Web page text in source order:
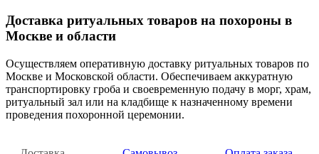
Доставка ритуальных товаров на похороны в
Москве и области
Осуществляем оперативную доставку ритуальных товаров по
Москве и Московской области. Обеспечиваем аккуратную
транспортировку гроба и своевременную подачу в морг, храм,
ритуальный зал или на кладбище к назначенному времени
проведения похоронной церемонии.